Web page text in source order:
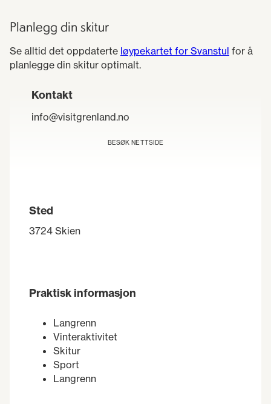
Planlegg din skitur
Se alltid det oppdaterte løypekartet for Svanstul for å
planlegge din skitur optimalt.
Kontakt
info@visitgrenland.no
BESØK NETTSIDE
Sted
3724 Skien
Praktisk informasjon
Langrenn
Vinteraktivitet
Skitur
Sport
Langrenn